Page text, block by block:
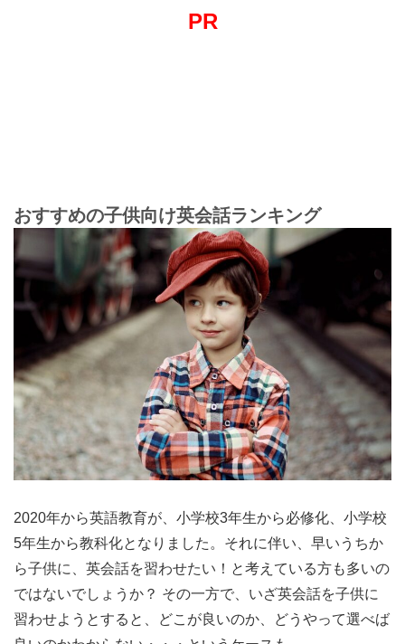
PR
おすすめの子供向け英会話ランキング
2020年から英語教育が、小学校3年生から必修化、小学校
5年生から教科化となりました。それに伴い、早いうちか
ら子供に、英会話を習わせたい！と考えている方も多いの
ではないでしょうか？ その一方で、いざ英会話を子供に
習わせようとすると、どこが良いのか、どうやって選べば